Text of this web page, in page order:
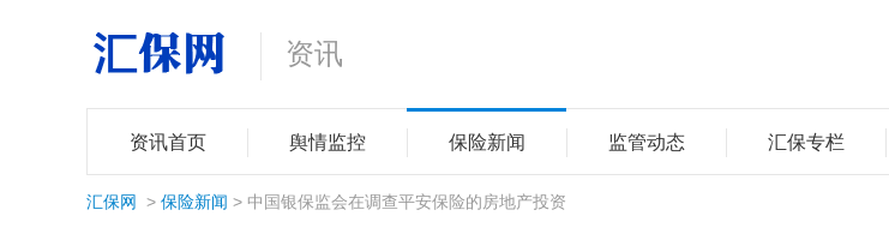
资讯
资讯首页 舆情监控 保险新闻 监管动态 汇保专栏
汇保网 > 保险新闻 > 中国银保监会在调查平安保险的房地产投资